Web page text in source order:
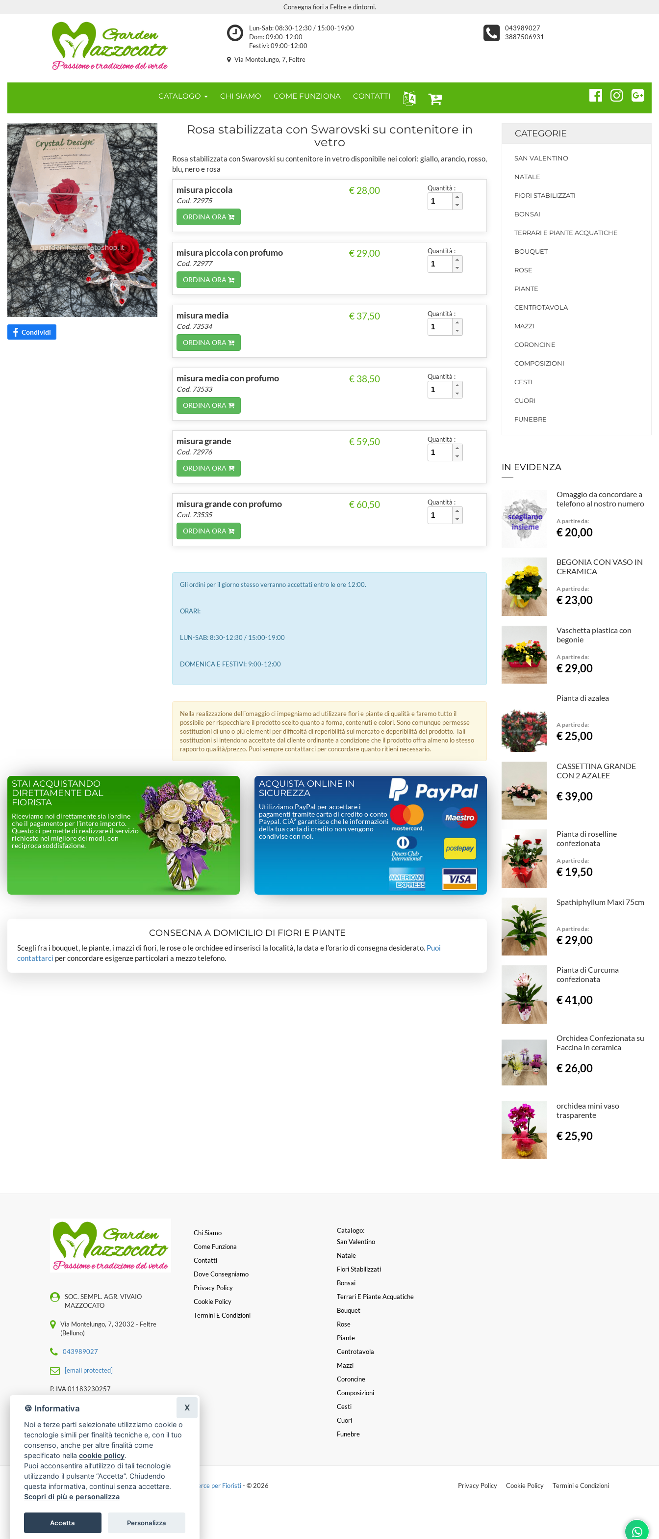
Consegna fiori a Feltre e dintorni.
Lun-Sab: 08:30-12:30 / 15:00-19:00
Dom: 09:00-12:00
Festivi: 09:00-12:00
043989027
3887506931
Via Montelungo, 7, Feltre
CATALOGO CHI SIAMO COME FUNZIONA CONTATTI
Condividi
Rosa stabilizzata con Swarovski su contenitore in
vetro
Rosa stabilizzata con Swarovski su contenitore in vetro disponibile nei colori: giallo, arancio, rosso,
blu, nero e rosa
misura piccola
Cod. 72975
ORDINA ORA
€ 28,00 Quantità :
misura piccola con profumo
Cod. 72977
ORDINA ORA
€ 29,00 Quantità :
misura media
Cod. 73534
ORDINA ORA
€ 37,50 Quantità :
misura media con profumo
Cod. 73533
ORDINA ORA
€ 38,50 Quantità :
misura grande
Cod. 72976
ORDINA ORA
€ 59,50 Quantità :
misura grande con profumo
Cod. 73535
ORDINA ORA
€ 60,50 Quantità :
Gli ordini per il giorno stesso verranno accettati entro le ore 12:00.
ORARI:
LUN-SAB: 8:30-12:30 / 15:00-19:00
DOMENICA E FESTIVI: 9:00-12:00
Nella realizzazione dell´omaggio ci impegniamo ad utilizzare fiori e piante di qualità e faremo tutto il
possibile per rispecchiare il prodotto scelto quanto a forma, contenuti e colori. Sono comunque permesse
sostituzioni di uno o più elementi per difficoltà di reperibilità sul mercato e deperibilità del prodotto. Tali
sostituzioni si intendono accettate dal cliente ordinante a condizione che il prodotto offra almeno lo stesso
rapporto qualità/prezzo. Puoi sempre contattarci per concordare quanto ritieni necessario.
STAI ACQUISTANDO
DIRETTAMENTE DAL
FIORISTA
Riceviamo noi direttamente sia l’ordine
che il pagamento per l’intero importo.
Questo ci permette di realizzare il servizio
richiesto nel migliore dei modi, con
reciproca soddisfazione.
ACQUISTA ONLINE IN
SICUREZZA
Utilizziamo PayPal per accettare i
pagamenti tramite carta di credito o conto
Paypal. CiÃ² garantisce che le informazioni
della tua carta di credito non vengono
condivise con noi.
CONSEGNA A DOMICILIO DI FIORI E PIANTE
Scegli fra i bouquet, le piante, i mazzi di fiori, le rose o le orchidee ed inserisci la località, la data e l’orario di consegna desiderato. Puoi
contattarci per concordare esigenze particolari a mezzo telefono.
CATEGORIE
SAN VALENTINO
NATALE
FIORI STABILIZZATI
BONSAI
TERRARI E PIANTE ACQUATICHE
BOUQUET
ROSE
PIANTE
CENTROTAVOLA
MAZZI
CORONCINE
COMPOSIZIONI
CESTI
CUORI
FUNEBRE
IN EVIDENZA
Omaggio da concordare a
telefono al nostro numero
A partire da:
€ 20,00
BEGONIA CON VASO IN
CERAMICA
A partire da:
€ 23,00
Vaschetta plastica con
begonie
A partire da:
€ 29,00
Pianta di azalea
A partire da:
€ 25,00
CASSETTINA GRANDE
CON 2 AZALEE
€ 39,00
Pianta di roselline
confezionata
A partire da:
€ 19,50
Spathiphyllum Maxi 75cm
A partire da:
€ 29,00
Pianta di Curcuma
confezionata
€ 41,00
Orchidea Confezionata su
Faccina in ceramica
€ 26,00
orchidea mini vaso
trasparente
€ 25,90
SOC. SEMPL. AGR. VIVAIO
MAZZOCATO
Via Montelungo, 7, 32032 - Feltre
(Belluno)
043989027
[email protected]
P. IVA 01183230257
Chi Siamo
Come Funziona
Contatti
Dove Consegniamo
Privacy Policy
Cookie Policy
Termini E Condizioni
Catalogo:
San Valentino
Natale
Fiori Stabilizzati
Bonsai
Terrari E Piante Acquatiche
Bouquet
Rose
Piante
Centrotavola
Mazzi
Coroncine
Composizioni
Cesti
Cuori
Funebre
Made with byInfoser.it-Realizzazione Siti ecommerce per Fioristi- © 2026 Privacy Policy Cookie Policy Termini e Condizioni
🍪 Informativa
Noi e terze parti selezionate utilizziamo cookie o
tecnologie simili per finalità tecniche e, con il tuo
consenso, anche per altre finalità come
specificato nella cookie policy.
Puoi acconsentire all’utilizzo di tali tecnologie
utilizzando il pulsante “Accetta”. Chiudendo
questa informativa, continui senza accettare.
Scopri di più e personalizza
Accetta Personalizza
X